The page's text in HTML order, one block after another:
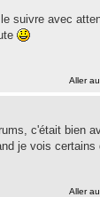
suivre avec
Aller
c'était bien
je vois certains
Aller